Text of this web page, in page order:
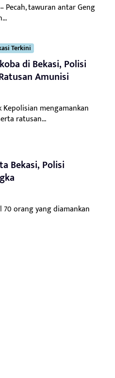
– Pecah, tawuran antar Geng
Terkini
di Bekasi, Polisi
Amunisi
Kepolisian mengamankan
ratusan...
Bekasi, Polisi
70 orang yang diamankan